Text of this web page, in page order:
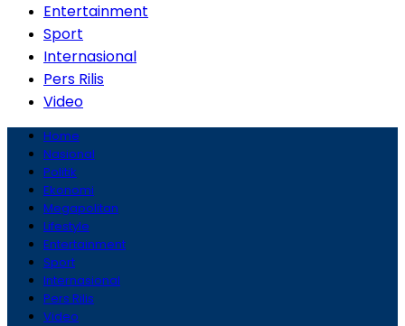
Entertainment
Sport
Internasional
Pers Rilis
Video
Home
Nasional
Politik
Ekonomi
Megapolitan
Lifestyle
Entertainment
Sport
Internasional
Pers Rilis
Video